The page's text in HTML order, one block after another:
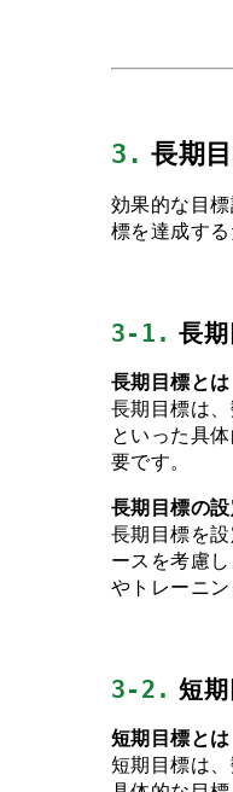
3. 長期
効果的な目
標を達成す
3-1. 長
長期目標とは
長期目標は
といった具
要です。
長期目標の
長期目標を
ースを考慮
やトレーニ
3-2. 短
短期目標とは
短期目標は